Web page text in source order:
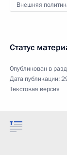
Внешняя
Статус
Опубликован в
Дата публикации:
Текстовая версия